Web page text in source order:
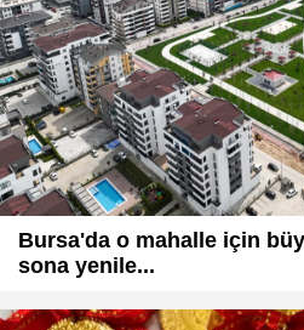
Bursa'da o mahalle için
sona yenile...